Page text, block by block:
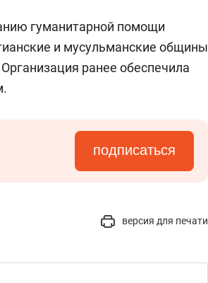
гуманитарной помощи
и мусульманские общины
ранее обеспечила
подписаться
версия для печати